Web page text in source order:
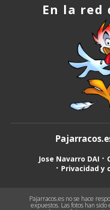
En la red
Jose Navarro DAI
Privacidad y
Pajarracos.es no se hace
expuestos. Las fotos han